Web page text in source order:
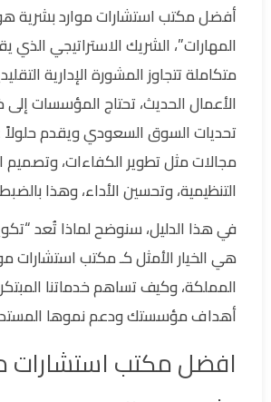
أفضل مكتب استشارات موارد بشرية
المهارات”، الشريك الاستراتيجي الذي
متكاملة تتجاوز المشورة الإدارية
الأعمال الحديث، تحتاج المؤسسات إلى
تحديات السوق السعودي ويقدم
مجالات مثل تطوير الكفاءات، وتصميم
التنظيمية، وتحسين الأداء، وهذا
في هذا الدليل، سنوضح لماذا تُعد
هي الخيار الأمثل كـ مكتب استشارات
المملكة، وكيف تساهم خدماتنا
أهداف مؤسستك ودعم نموها
افضل مكتب استشارات